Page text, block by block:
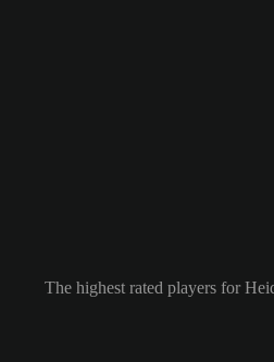
The highest rated players for